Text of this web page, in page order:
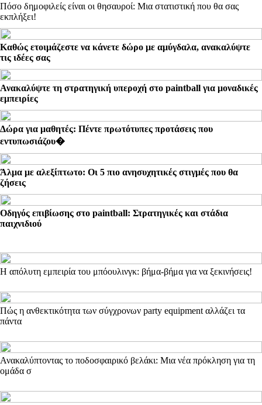
Πόσο δημοφιλείς είναι οι θησαυροί: Μια στατιστική που θα σας
εκπλήξει!
Καθώς ετοιμάζεστε να κάνετε δώρο με αμύγδαλα, ανακαλύψτε
τις ιδέες σας
Ανακαλύψτε τη στρατηγική υπεροχή στο paintball για μοναδικές
εμπειρίες
Δώρα για μαθητές: Πέντε πρωτότυπες προτάσεις που
εντυπωσιάζου�
Άλμα με αλεξίπτωτο: Οι 5 πιο ανησυχητικές στιγμές που θα
ζήσεις
Οδηγός επιβίωσης στο paintball: Στρατηγικές και στάδια
παιχνιδιού
Η απόλυτη εμπειρία του μπόουλινγκ: βήμα-βήμα για να ξεκινήσεις!
Πώς η ανθεκτικότητα των σύγχρονων party equipment αλλάζει τα
πάντα
Ανακαλύπτοντας το ποδοσφαιρικό βελάκι: Μια νέα πρόκληση για τη
ομάδα σ